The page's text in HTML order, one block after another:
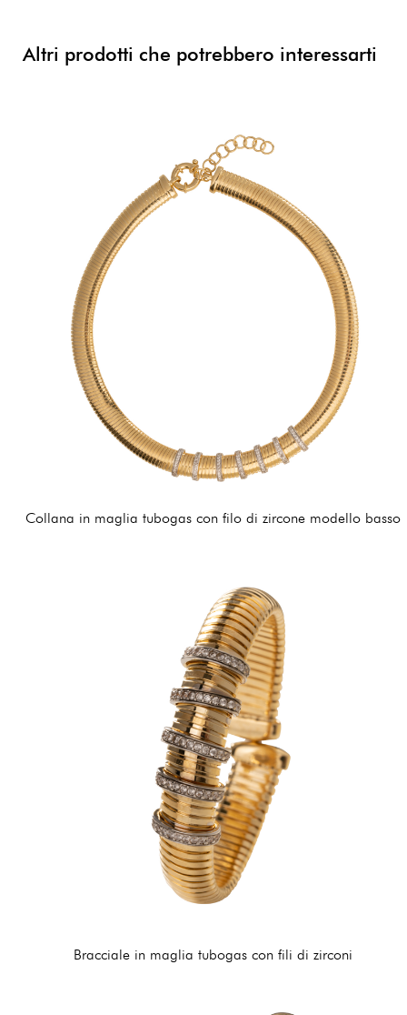
Altri prodotti che potrebbero interessarti
Collana in maglia tubogas con filo di zircone modello basso
Bracciale in maglia tubogas con fili di zirconi